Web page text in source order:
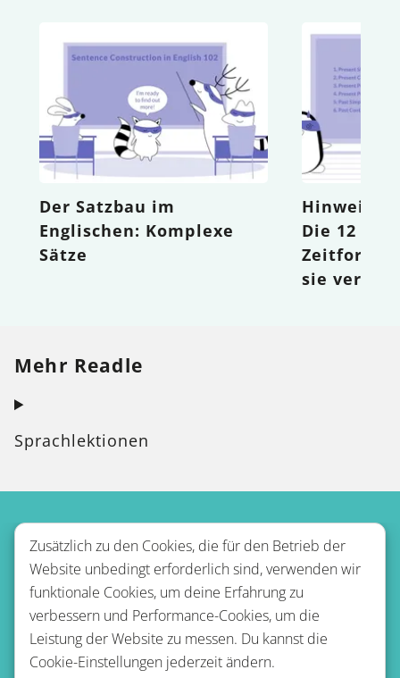
Der Satzbau im
Englischen: Komplexe
Sätze
Hinweise
Die 12
sie
Mehr Readle
Sprachlektionen
Nutzungsbestimmungen
Zusätzlich zu den Cookies, die für den Betrieb der
Website unbedingt erforderlich sind, verwenden wir
funktionale Cookies, um deine Erfahrung zu
verbessern und Performance-Cookies, um die
Leistung der Website zu messen. Du kannst die
Cookie-Einstellungen jederzeit ändern.